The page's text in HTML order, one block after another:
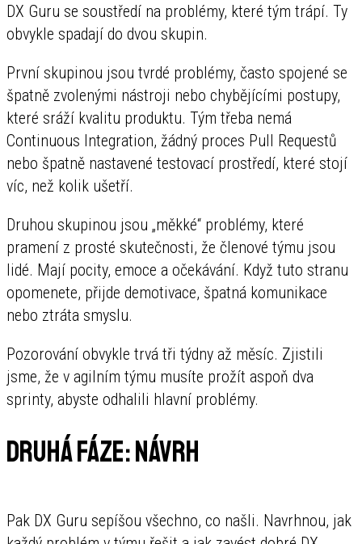
DX Guru se soustředí na problémy, které tým trápí. Ty
obvykle spadají do dvou skupin.
První skupinou jsou tvrdé problémy, často spojené se
špatně zvolenými nástroji nebo chybějícími postupy,
které sráží kvalitu produktu. Tým třeba nemá
Continuous Integration, žádný proces Pull Requestů
nebo špatně nastavené testovací prostředí, které stojí
víc, než kolik ušetří.
Druhou skupinou jsou „měkké“ problémy, které
pramení z prosté skutečnosti, že členové týmu jsou
lidé. Mají pocity, emoce a očekávání. Když tuto stranu
opomenete, přijde demotivace, špatná komunikace
nebo ztráta smyslu.
Pozorování obvykle trvá tři týdny až měsíc. Zjistili
jsme, že v agilním týmu musíte prožít aspoň dva
sprinty, abyste odhalili hlavní problémy.
Druhá fáze: návrh
Pak DX Guru sepíšou všechno, co našli. Navrhnou, jak